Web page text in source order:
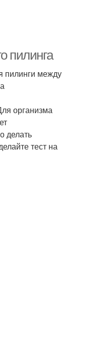
пилинга
пилинги между
организма
делать
тест на